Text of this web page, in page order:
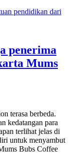
penerima
Mums
terasa berbeda.
kedatangan para
terlihat jelas di
untuk menyambut
Bubs Coffee